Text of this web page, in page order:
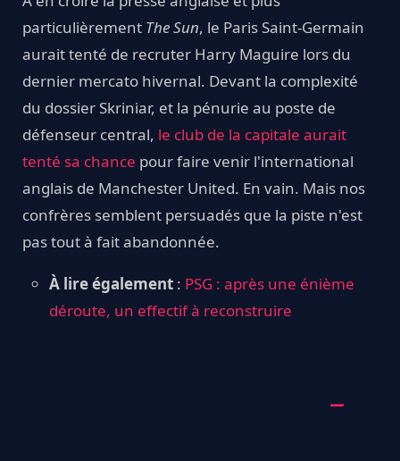
particulièrement The Sun, le Paris Saint-Germain
aurait tenté de recruter Harry Maguire lors du
dernier mercato hivernal. Devant la complexité
du dossier Skriniar, et la pénurie au poste de
défenseur central, le club de la capitale aurait
tenté sa chance pour faire venir l'international
anglais de Manchester United. En vain. Mais nos
confrères semblent persuadés que la piste n'est
pas tout à fait abandonnée.
À lire également : PSG : après une énième
déroute, un effectif à reconstruire